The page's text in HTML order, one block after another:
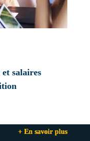
+ En savoir plus
+ En savoir plus
salaires
+ En savoir plus